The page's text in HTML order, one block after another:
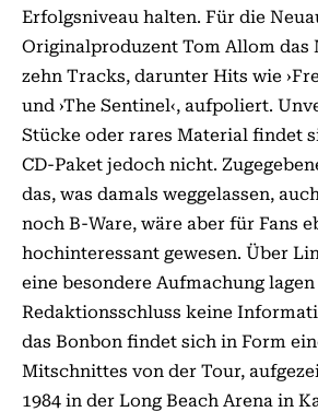
Erfolgsniveau halten. Für die
Originalproduzent Tom Allom das
zehn Tracks, darunter Hits wie
und ›The Sentinel‹, aufpoliert.
Stücke oder rares Material findet
CD-Paket jedoch nicht.
das, was damals weggelassen,
noch B-Ware, wäre aber für Fans
hochinteressant gewesen. Über
eine besondere Aufmachung lagen
Redaktionsschluss keine
das Bonbon findet sich in Form
Mitschnittes von der Tour,
1984 in der Long Beach Arena in